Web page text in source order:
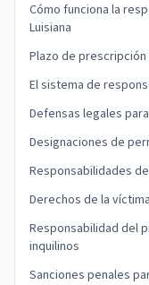
Cómo funciona la
Luisiana
Plazo de
El sistema de
Defensas legales
Designaciones de
Responsabilidades
Derechos de la
Responsabilidad del
inquilinos
Sanciones penales